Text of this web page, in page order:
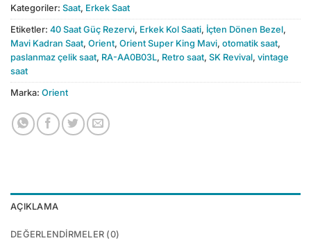
Kategoriler: Saat, Erkek Saat
Etiketler: 40 Saat Güç Rezervi, Erkek Kol Saati, İçten Dönen Bezel,
Mavi Kadran Saat, Orient, Orient Super King Mavi, otomatik saat,
paslanmaz çelik saat, RA-AA0B03L, Retro saat, SK Revival, vintage
saat
Marka: Orient
AÇIKLAMA
DEĞERLENDIRMELER (0)